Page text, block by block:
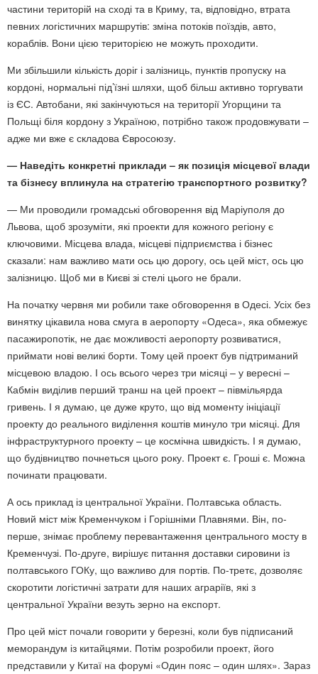
частини територій на сході та в Криму, та, відповідно, втрата
певних логістичних маршрутів: зміна потоків поїздів, авто,
кораблів. Вони цією територією не можуть проходити.
Ми збільшили кількість доріг і залізниць, пунктів пропуску на
кордоні, нормальні під’їзні шляхи, щоб більш активно торгувати
із ЄС. Автобани, які закінчуються на території Угорщини та
Польщі біля кордону з Україною, потрібно також продовжувати –
адже ми вже є складова Євросоюзу.
— Наведіть конкретні приклади – як позиція місцевої влади
та бізнесу вплинула на стратегію транспортного розвитку?
— Ми проводили громадські обговорення від Маріуполя до
Львова, щоб зрозуміти, які проекти для кожного регіону є
ключовими. Місцева влада, місцеві підприємства і бізнес
сказали: нам важливо мати ось цю дорогу, ось цей міст, ось цю
залізницю. Щоб ми в Києві зі стелі цього не брали.
На початку червня ми робили таке обговорення в Одесі. Усіх без
винятку цікавила нова смуга в аеропорту «Одеса», яка обмежує
пасажиропотік, не дає можливості аеропорту розвиватися,
приймати нові великі борти. Тому цей проект був підтриманий
місцевою владою. І ось всього через три місяці – у вересні –
Кабмін виділив перший транш на цей проект – півмільярда
гривень. І я думаю, це дуже круто, що від моменту ініціації
проекту до реального виділення коштів минуло три місяці. Для
інфраструктурного проекту – це космічна швидкість. І я думаю,
що будівництво почнеться цього року. Проект є. Гроші є. Можна
починати працювати.
А ось приклад із центральної України. Полтавська область.
Новий міст між Кременчуком і Горішніми Плавнями. Він, по-
перше, знімає проблему перевантаження центрального мосту в
Кременчузі. По-друге, вирішує питання доставки сировини із
полтавського ГОКу, що важливо для портів. По-третє, дозволяє
скоротити логістичні затрати для наших аграріїв, які з
центральної України везуть зерно на експорт.
Про цей міст почали говорити у березні, коли був підписаний
меморандум із китайцями. Потім розробили проект, його
представили у Китаї на форумі «Один пояс – один шлях». Зараз